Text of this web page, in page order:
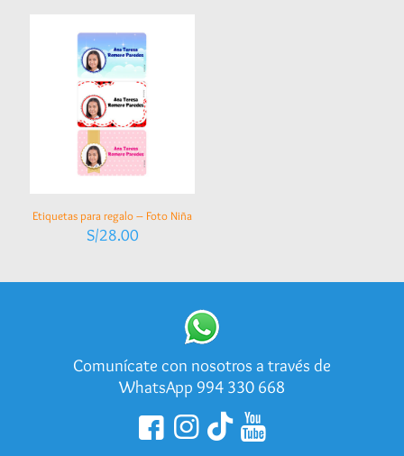
Etiquetas para regalo – Foto Niña
S/28.00
Comunícate con nosotros a través de
WhatsApp 994 330 668